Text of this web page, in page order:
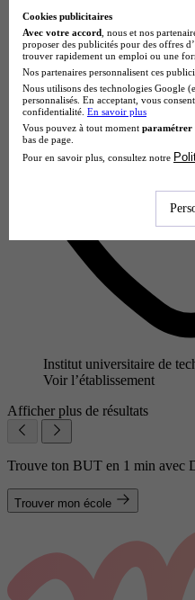
Institut universitaire de
Voir l’établissement
Afficher plus de résultats
Trouve ton BUT en 1 min avec
Trouver mon école
Cookies publicitaires
Avec votre accord , nous et nos
proposer des publicités pour des offres
trouver rapidement un emploi ou une
Nos partenaires personnalisent ces
Nous utilisons des technologies Google
personnalisés. En acceptant, vous
confidentialité. En savoir plus
Vous pouvez à tout moment paramétrer
bas de page.
Pour en savoir plus, consultez notre